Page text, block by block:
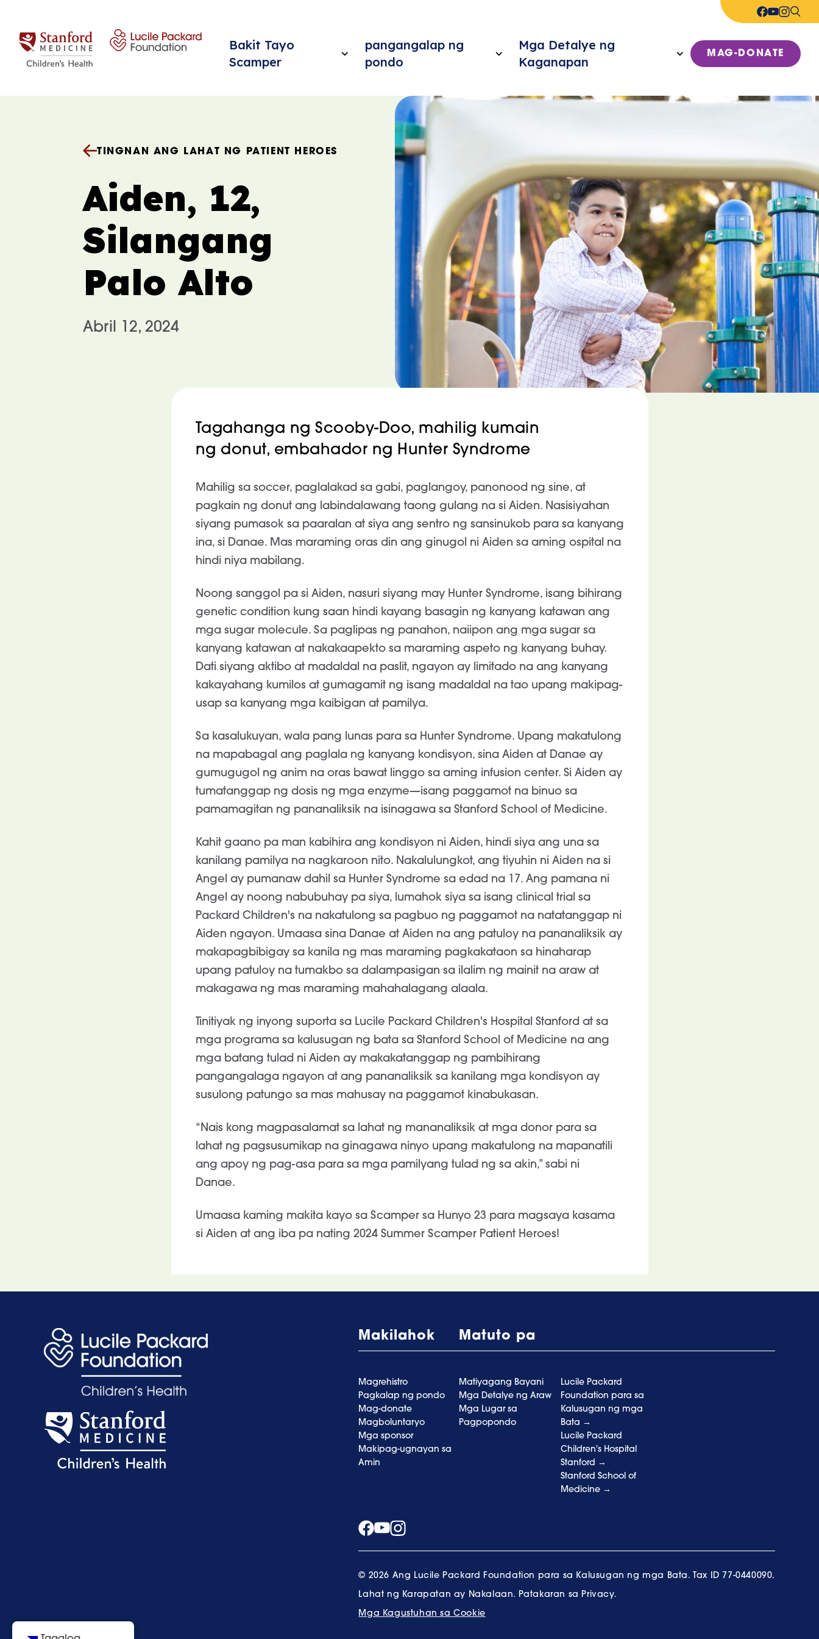
Bakit Tayo
Scamper
pangangalap ng
pondo
Mga Detalye ng
Kaganapan
MAG-DONATE
TINGNAN ANG LAHAT NG PATIENT HEROES
Aiden, 12,
Silangang
Palo Alto
Abril 12, 2024
Tagahanga ng Scooby-Doo, mahilig kumain
ng donut, embahador ng Hunter Syndrome
Mahilig sa soccer, paglalakad sa gabi, paglangoy, panonood ng sine, at
pagkain ng donut ang labindalawang taong gulang na si Aiden. Nasisiyahan
siyang pumasok sa paaralan at siya ang sentro ng sansinukob para sa kanyang
ina, si Danae. Mas maraming oras din ang ginugol ni Aiden sa aming ospital na
hindi niya mabilang.
Noong sanggol pa si Aiden, nasuri siyang may Hunter Syndrome, isang bihirang
genetic condition kung saan hindi kayang basagin ng kanyang katawan ang
mga sugar molecule. Sa paglipas ng panahon, naiipon ang mga sugar sa
kanyang katawan at nakakaapekto sa maraming aspeto ng kanyang buhay.
Dati siyang aktibo at madaldal na paslit, ngayon ay limitado na ang kanyang
kakayahang kumilos at gumagamit ng isang madaldal na tao upang makipag-
usap sa kanyang mga kaibigan at pamilya.
Sa kasalukuyan, wala pang lunas para sa Hunter Syndrome. Upang makatulong
na mapabagal ang paglala ng kanyang kondisyon, sina Aiden at Danae ay
gumugugol ng anim na oras bawat linggo sa aming infusion center. Si Aiden ay
tumatanggap ng dosis ng mga enzyme—isang paggamot na binuo sa
pamamagitan ng pananaliksik na isinagawa sa Stanford School of Medicine.
Kahit gaano pa man kabihira ang kondisyon ni Aiden, hindi siya ang una sa
kanilang pamilya na nagkaroon nito. Nakalulungkot, ang tiyuhin ni Aiden na si
Angel ay pumanaw dahil sa Hunter Syndrome sa edad na 17. Ang pamana ni
Angel ay noong nabubuhay pa siya, lumahok siya sa isang clinical trial sa
Packard Children's na nakatulong sa pagbuo ng paggamot na natatanggap ni
Aiden ngayon. Umaasa sina Danae at Aiden na ang patuloy na pananaliksik ay
makapagbibigay sa kanila ng mas maraming pagkakataon sa hinaharap
upang patuloy na tumakbo sa dalampasigan sa ilalim ng mainit na araw at
makagawa ng mas maraming mahahalagang alaala.
Tinitiyak ng inyong suporta sa Lucile Packard Children's Hospital Stanford at sa
mga programa sa kalusugan ng bata sa Stanford School of Medicine na ang
mga batang tulad ni Aiden ay makakatanggap ng pambihirang
pangangalaga ngayon at ang pananaliksik sa kanilang mga kondisyon ay
susulong patungo sa mas mahusay na paggamot kinabukasan.
“Nais kong magpasalamat sa lahat ng mananaliksik at mga donor para sa
lahat ng pagsusumikap na ginagawa ninyo upang makatulong na mapanatili
ang apoy ng pag-asa para sa mga pamilyang tulad ng sa akin,” sabi ni
Danae.
Umaasa kaming makita kayo sa Scamper sa Hunyo 23 para magsaya kasama
si Aiden at ang iba pa nating 2024 Summer Scamper Patient Heroes!
Makilahok
Magrehistro
Pagkalap ng pondo
Mag-donate
Magboluntaryo
Mga sponsor
Makipag-ugnayan sa
Amin
Matuto pa
Matiyagang Bayani
Mga Detalye ng Araw
Mga Lugar sa
Pagpopondo
Lucile Packard
Foundation para sa
Kalusugan ng mga
Bata
Lucile Packard
Children's Hospital
Stanford
Stanford School of
Medicine
© 2026 Ang Lucile Packard Foundation para sa Kalusugan ng mga Bata. Tax ID 77-0440090.
Lahat ng Karapatan ay Nakalaan. Patakaran sa Privacy.
Mga Kagustuhan sa Cookie